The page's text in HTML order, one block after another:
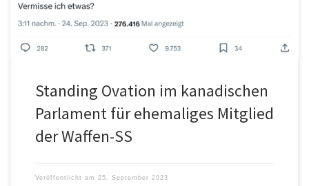
Standing Ovation im kanadischen
Parlament für ehemaliges Mitglied
der Waffen-SS
Veröffentlicht am 25. September 2023